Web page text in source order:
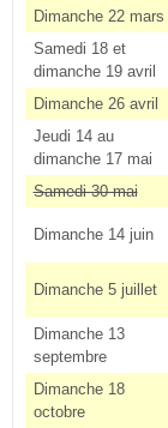
Dimanche 22 mars
Samedi 18 et
dimanche 19 avril
Dimanche 26 avril
Jeudi 14 au
dimanche 17 mai
Samedi 30 mai
Dimanche 14 juin
Dimanche 5 juillet
Dimanche 13
septembre
Dimanche 18
octobre